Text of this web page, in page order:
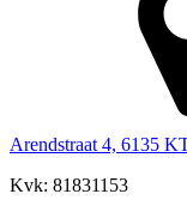
Arendstraat 4, 6135
Kvk: 81831153